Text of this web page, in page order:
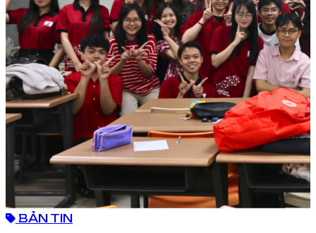
BẢN TIN